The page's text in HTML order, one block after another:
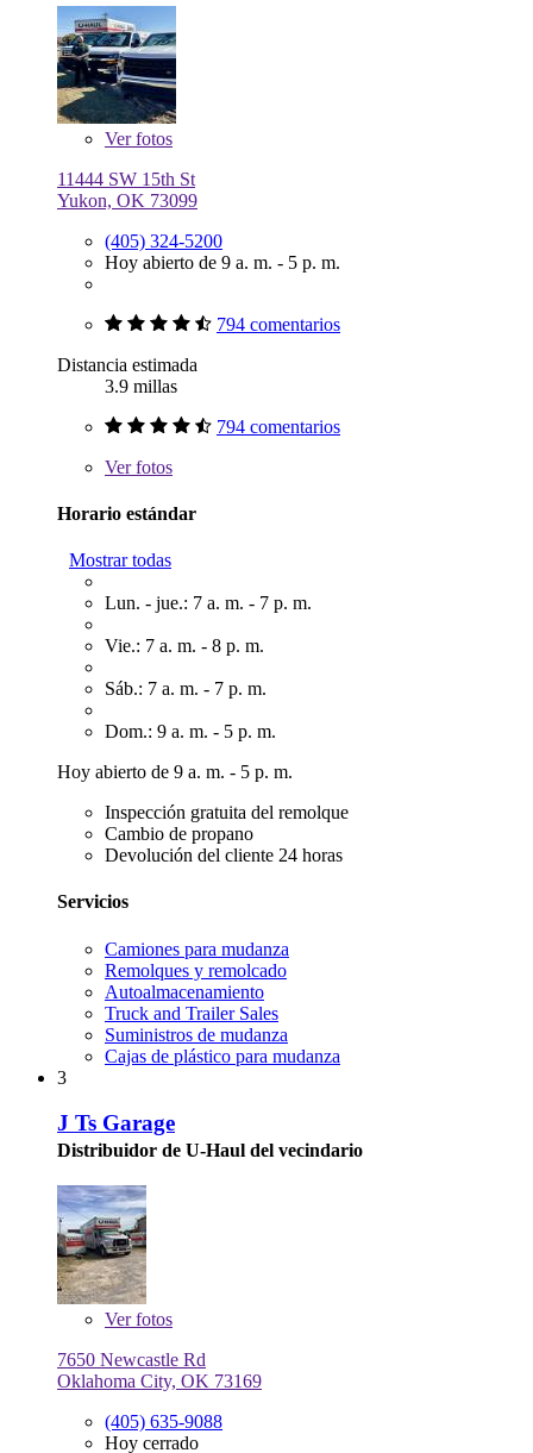
Verfotos
11444 SW 15th St
Yukon, OK 73099
(405) 324-5200
Hoy abierto de 9 a. m. - 5 p. m.
794 comentarios
Distancia estimada
3.9 millas
794 comentarios
Verfotos
Horario estándar
Mostrar todas
Lun. - jue.: 7 a. m. - 7 p. m.
Vie.: 7 a. m. - 8 p. m.
Sáb.: 7 a. m. - 7 p. m.
Dom.: 9 a. m. - 5 p. m.
Hoy abierto de 9 a. m. - 5 p. m.
Inspección gratuita del remolque
Cambio de propano
Devolución del cliente 24 horas
Servicios
Camiones para mudanza
Remolques y remolcado
Autoalmacenamiento
Truck and Trailer Sales
Suministros de mudanza
Cajas de plástico para mudanza
3
J Ts Garage
Distribuidor de U-Haul del vecindario
Verfotos
7650 Newcastle Rd
Oklahoma City, OK 73169
(405) 635-9088
Hoy cerrado